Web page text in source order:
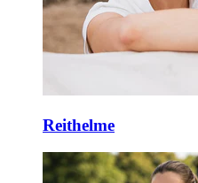
Reithelme